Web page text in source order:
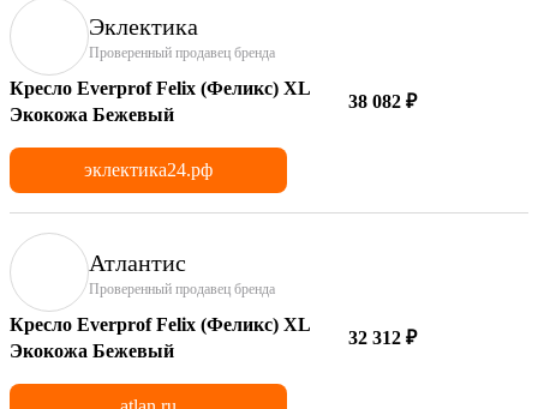
Эклектика
Проверенный продавец бренда
Кресло Everprof Felix (Феликс) XL
Экокожа Бежевый
38 082 ₽
эклектика24.рф
Атлантис
Проверенный продавец бренда
Кресло Everprof Felix (Феликс) XL
Экокожа Бежевый
32 312 ₽